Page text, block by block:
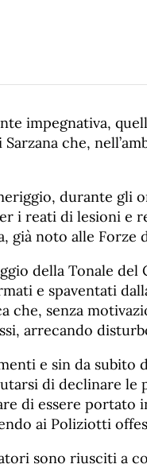
impegnativa,
che,
durante
i reati di lesioni e
già noto alle Forze
della Tonale
e spaventati
che, senza
arrecando
e sin da subito
di declinare le
di essere portato
ai Poliziotti
sono riusciti a